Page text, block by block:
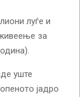
луѓе и
за
уште
јадро